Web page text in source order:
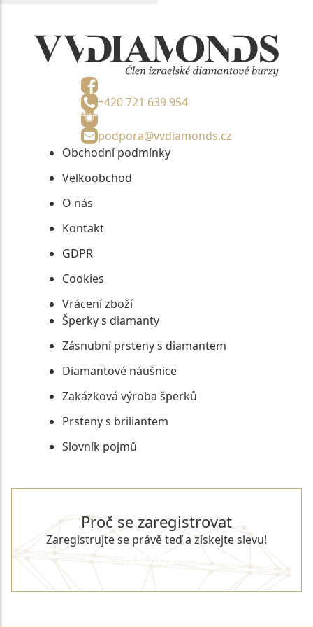
+420 721 639 954
podpora@vvdiamonds.cz
Obchodní podmínky
Velkoobchod
O nás
Kontakt
GDPR
Cookies
Vrácení zboží
Šperky s diamanty
Zásnubní prsteny s diamantem
Diamantové náušnice
Zakázková výroba šperků
Prsteny s briliantem
Slovník pojmů
Proč se zaregistrovat
Zaregistrujte se právě teď a získejte slevu!
REGISTROVAT SE